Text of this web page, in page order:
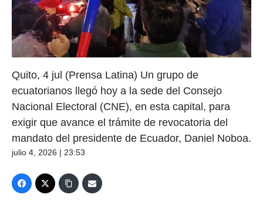
Quito, 4 jul (Prensa Latina) Un grupo de
ecuatorianos llegó hoy a la sede del Consejo
Nacional Electoral (CNE), en esta capital, para
exigir que avance el trámite de revocatoria del
mandato del presidente de Ecuador, Daniel Noboa.
julio 4, 2026 | 23:53